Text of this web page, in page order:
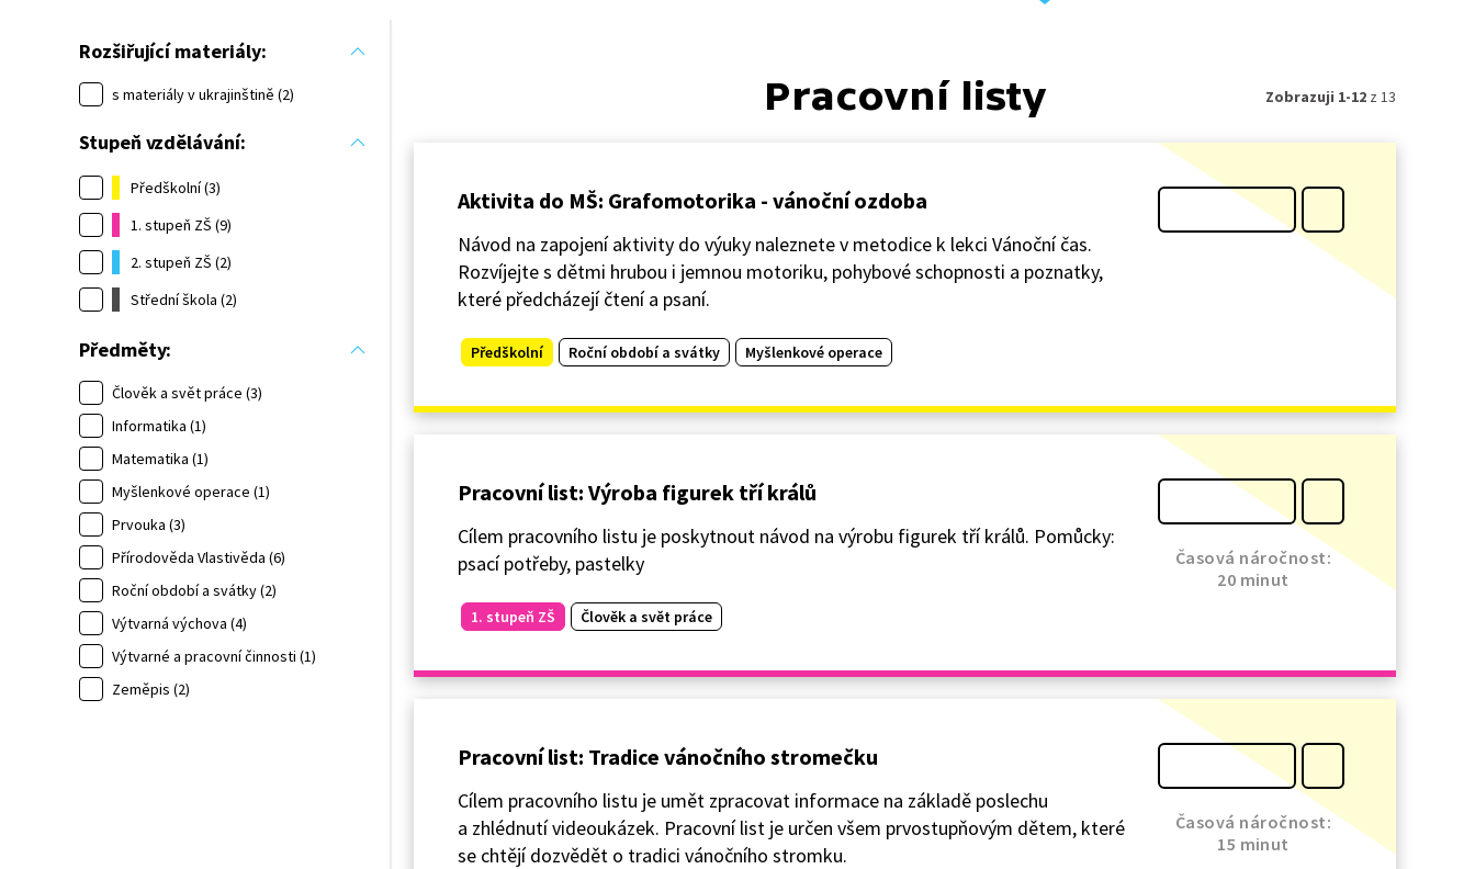
Rozšiřující materiály:
s materiály v ukrajinštině (2)
Stupeň vzdělávání:
Předškolní (3)
1. stupeň ZŠ (9)
2. stupeň ZŠ (2)
Střední škola (2)
Předměty:
Člověk a svět práce (3)
Informatika (1)
Matematika (1)
Myšlenkové operace (1)
Prvouka (3)
Přírodověda Vlastivěda (6)
Roční období a svátky (2)
Výtvarná výchova (4)
Výtvarné a pracovní činnosti (1)
Zeměpis (2)
Pracovní listy Zobrazuji 1-12 z 13
Aktivita do MŠ: Grafomotorika - vánoční ozdoba
Návod na zapojení aktivity do výuky naleznete v metodice k lekci Vánoční čas.
Rozvíjejte s dětmi hrubou i jemnou motoriku, pohybové schopnosti a poznatky,
které předcházejí čtení a psaní.
Předškolní Roční období a svátky Myšlenkové operace
Pracovní list: Výroba figurek tří králů
Cílem pracovního listu je poskytnout návod na výrobu figurek tří králů. Pomůcky:
psací potřeby, pastelky
1. stupeň ZŠ Člověk a svět práce
Časová náročnost:
20 minut
Pracovní list: Tradice vánočního stromečku
Cílem pracovního listu je umět zpracovat informace na základě poslechu
a zhlédnutí videoukázek. Pracovní list je určen všem prvostupňovým dětem, které
se chtějí dozvědět o tradici vánočního stromku.
Časová náročnost:
15 minut